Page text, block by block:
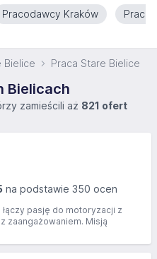
Pracodawcy Kraków
Bielice Praca Stare Bielice
Bielicach
zamieścili aż 821 ofert
na podstawie 350 ocen
pasję do motoryzacji z
zaangażowaniem. Misją